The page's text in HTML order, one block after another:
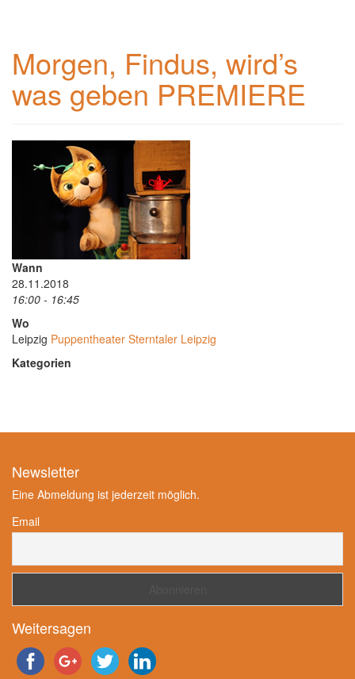
Morgen, Findus, wird’s
was geben PREMIERE
Wann
28.11.2018
16:00 - 16:45
Wo
Leipzig Puppentheater Sterntaler Leipzig
Kategorien
Newsletter
Eine Abmeldung ist jederzeit möglich.
Email
Weitersagen